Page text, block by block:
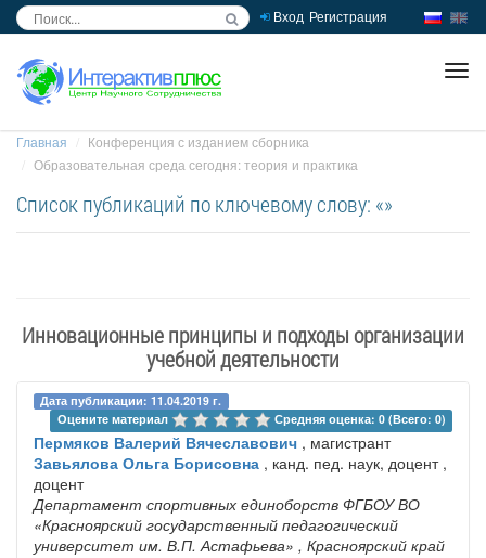
Вход Регистрация
Главная
Конференция с изданием сборника
Образовательная среда сегодня: теория и практика
Список публикаций по ключевому слову: «»
Инновационные принципы и подходы организации
учебной деятельности
Дата публикации: 11.04.2019 г.
Оцените материал
Средняя оценка: 0 (Всего: 0)
Пермяков Валерий Вячеславович , магистрант
Завьялова Ольга Борисовна , канд. пед. наук, доцент ,
доцент
Департамент спортивных единоборств ФГБОУ ВО
«Красноярский государственный педагогический
университет им. В.П. Астафьева» , Красноярский край